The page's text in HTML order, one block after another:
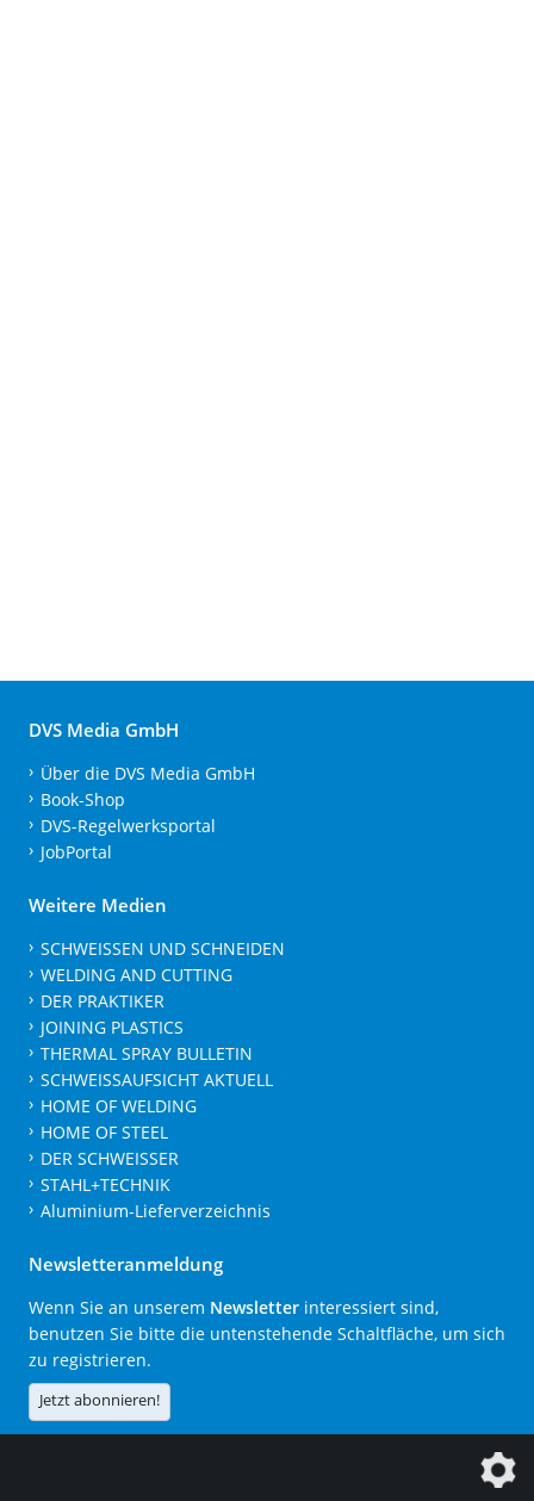
DVS Media GmbH
Über die DVS Media GmbH
Book-Shop
DVS-Regelwerksportal
JobPortal
Weitere Medien
SCHWEISSEN UND SCHNEIDEN
WELDING AND CUTTING
DER PRAKTIKER
JOINING PLASTICS
THERMAL SPRAY BULLETIN
SCHWEISSAUFSICHT AKTUELL
HOME OF WELDING
HOME OF STEEL
DER SCHWEISSER
STAHL+TECHNIK
Aluminium-Lieferverzeichnis
Newsletteranmeldung
Wenn Sie an unserem Newsletter interessiert sind,
benutzen Sie bitte die untenstehende Schaltfläche, um sich
zu registrieren.
Jetzt abonnieren!